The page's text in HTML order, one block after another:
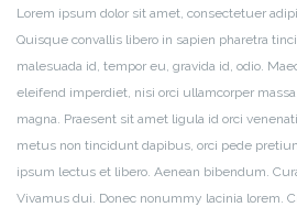
Lorem ipsum dolor sit amet, consectetuer
Quisque convallis libero in sapien pharetra
malesuada id, tempor eu, gravida id, odio.
eleifend imperdiet, nisi orci ullamcorper
magna. Praesent sit amet ligula id orci
metus non tincidunt dapibus, orci pede
ipsum lectus et libero. Aenean bibendum.
Vivamus dui. Donec nonummy lacinia lorem.